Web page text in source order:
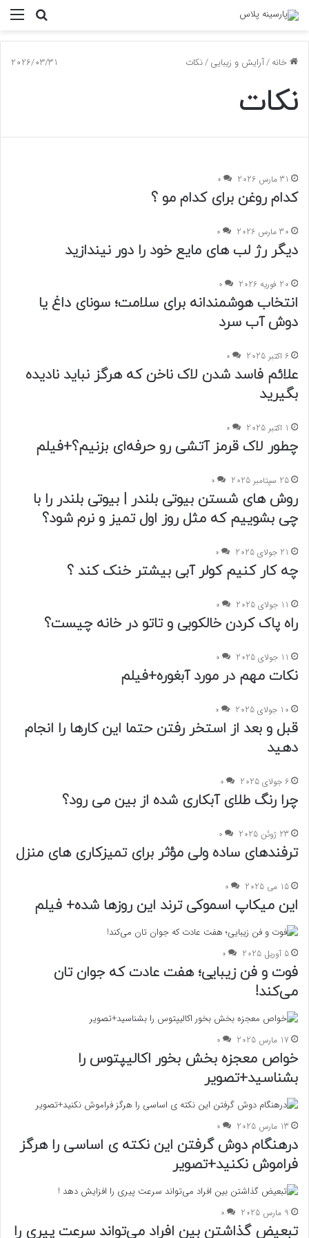
جستجو
خانه/آرایش و زیبایی/نکات 2026/03/31
نکات
31 مارس 2026 0
کدام روغن برای کدام مو ؟
30 مارس 2026 0
دیگر رژ لب های مایع خود را دور نیندازید
20 فوریه 2026 0
انتخاب هوشمندانه برای سلامت؛ سونای داغ یا
دوش آب سرد
6 اکتبر 2025 0
علائم فاسد شدن لاک ناخن که هرگز نباید نادیده
بگیرید
1 اکتبر 2025 0
چطور لاک قرمز آتشی رو حرفه‌ای بزنیم؟+فیلم
25 سپتامبر 2025 0
روش های شستن بیوتی بلندر | بیوتی بلندر را با
چی بشوییم که مثل روز اول تمیز و نرم شود؟
21 جولای 2025 0
چه کار کنیم کولر آبی بیشتر خنک کند ؟
11 جولای 2025 0
راه پاک کردن خالکوبی و تاتو در خانه چیست؟
11 جولای 2025 0
نکات مهم در مورد آبغوره+فیلم
10 جولای 2025 0
قبل و بعد از استخر رفتن حتما این کارها را انجام
دهید
6 جولای 2025 0
چرا رنگ طلای آبکاری شده از بین می رود؟
23 ژوئن 2025 0
ترفندهای ساده ولی مؤثر برای تمیزکاری های منزل
15 می 2025 0
این میکاپ اسموکی ترند این روزها شده+ فیلم
5 آوریل 2025 0
فوت و فن زیبایی؛ هفت عادت که جوان تان
می‌کند!
17 مارس 2025 0
خواص معجزه بخش بخور اکالیپتوس را
بشناسید+تصویر
13 مارس 2025 0
درهنگام دوش گرفتن این نکته ی اساسی را هرگز
فراموش نکنید+تصویر
9 مارس 2025 0
تبعیض گذاشتن بین افراد می‌تواند سرعت پیری را